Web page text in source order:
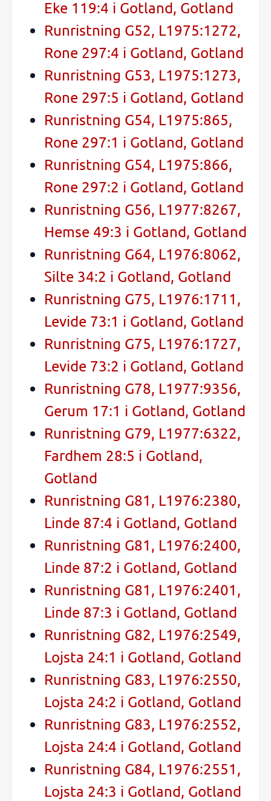
Eke 119:4 i Gotland, Gotland
Runristning G52, L1975:1272,
Rone 297:4 i Gotland, Gotland
Runristning G53, L1975:1273,
Rone 297:5 i Gotland, Gotland
Runristning G54, L1975:865,
Rone 297:1 i Gotland, Gotland
Runristning G54, L1975:866,
Rone 297:2 i Gotland, Gotland
Runristning G56, L1977:8267,
Hemse 49:3 i Gotland, Gotland
Runristning G64, L1976:8062,
Silte 34:2 i Gotland, Gotland
Runristning G75, L1976:1711,
Levide 73:1 i Gotland, Gotland
Runristning G75, L1976:1727,
Levide 73:2 i Gotland, Gotland
Runristning G78, L1977:9356,
Gerum 17:1 i Gotland, Gotland
Runristning G79, L1977:6322,
Fardhem 28:5 i Gotland,
Gotland
Runristning G81, L1976:2380,
Linde 87:4 i Gotland, Gotland
Runristning G81, L1976:2400,
Linde 87:2 i Gotland, Gotland
Runristning G81, L1976:2401,
Linde 87:3 i Gotland, Gotland
Runristning G82, L1976:2549,
Lojsta 24:1 i Gotland, Gotland
Runristning G83, L1976:2550,
Lojsta 24:2 i Gotland, Gotland
Runristning G83, L1976:2552,
Lojsta 24:4 i Gotland, Gotland
Runristning G84, L1976:2551,
Lojsta 24:3 i Gotland, Gotland